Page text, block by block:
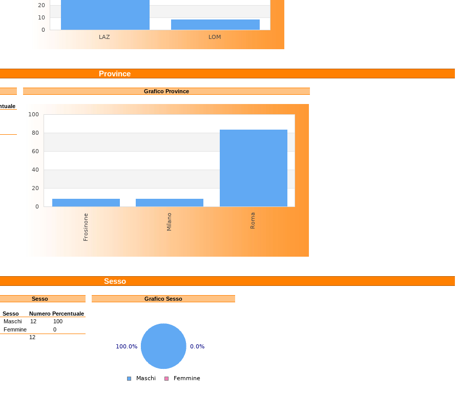
Province
Grafico Province
Sesso
Sesso
Sesso Numero Percentuale
Maschi 12
100
Femmine
0
12
Grafico Sesso